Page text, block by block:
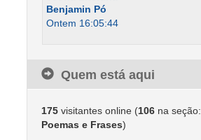
Benjamin Pó
Ontem 16:05:44
Quem está aqui
175visitantes online (106na seção:
Poemas e Frases)